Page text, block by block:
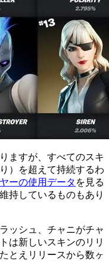
ますが、すべてのスキ
）を超えて持続するわ
ーの使用データ を見る
持しているものもあり
ッシュ、チャニがチャ
は新しいスキンのリリ
とえリリースから数ヶ